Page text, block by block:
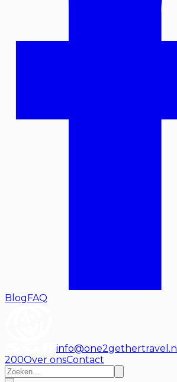
BlogFAQ
info@one2gethertravel.nl
200Over onsContact